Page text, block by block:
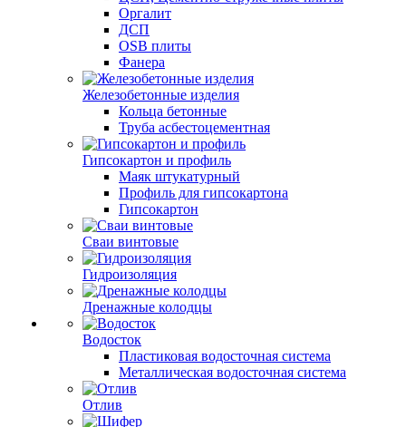
Оргалит
ДСП
OSB плиты
Фанера
Железобетонные изделия
Кольца бетонные
Труба асбестоцементная
Гипсокартон и профиль
Маяк штукатурный
Профиль для гипсокартона
Гипсокартон
Сваи винтовые
Гидроизоляция
Дренажные колодцы
Водосток
Пластиковая водосточная система
Металлическая водосточная система
Отлив